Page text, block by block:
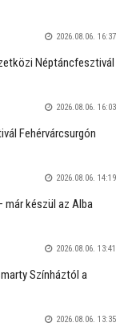
2026.08.06. 16:37
Néptáncfesztivál
2026.08.06. 16:03
Fehérvárcsurgón
2026.08.06. 14:19
már készül az Alba
2026.08.06. 13:41
Színháztól a
2026.08.06. 13:35